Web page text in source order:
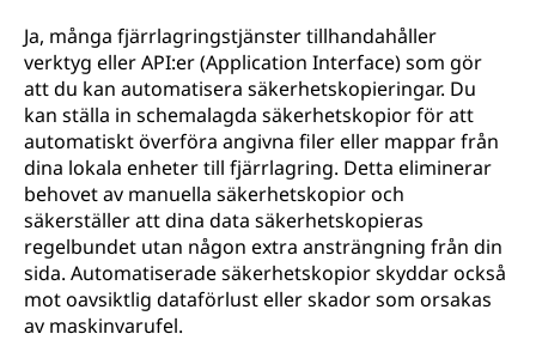
Ja, många fjärrlagringstjänster tillhandahåller
verktyg eller API:er (Application Interface) som gör
att du kan automatisera säkerhetskopieringar. Du
kan ställa in schemalagda säkerhetskopior för att
automatiskt överföra angivna filer eller mappar från
dina lokala enheter till fjärrlagring. Detta eliminerar
behovet av manuella säkerhetskopior och
säkerställer att dina data säkerhetskopieras
regelbundet utan någon extra ansträngning från din
sida. Automatiserade säkerhetskopior skyddar också
mot oavsiktlig dataförlust eller skador som orsakas
av maskinvarufel.